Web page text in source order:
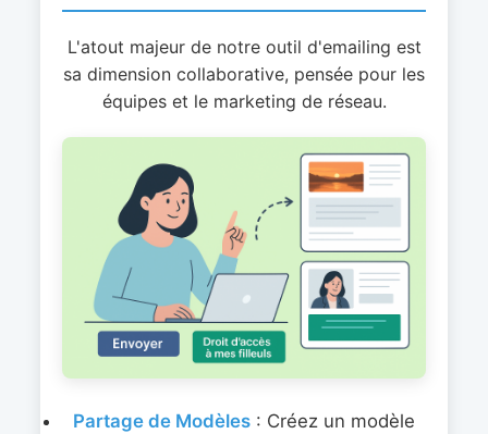
L'atout majeur de notre outil d'emailing est
sa dimension collaborative, pensée pour les
équipes et le marketing de réseau.
Partage de Modèles : Créez un modèle